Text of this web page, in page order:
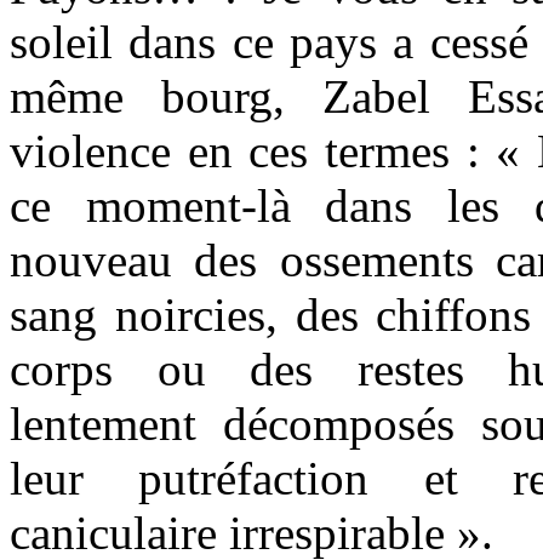
soleil dans ce pays a
même bourg, Zabel
violence en ces termes :
ce moment-là dans les
nouveau des ossements
sang noircies, des
corps ou des restes
lentement décomposés
leur putréfaction et
caniculaire irrespirable ».